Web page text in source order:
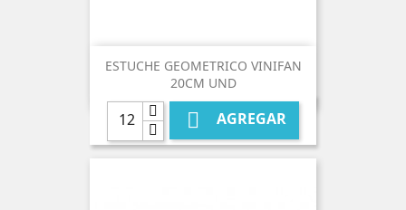
ESTUCHE GEOMETRICO VINIFAN
20CM UND
 AGREGAR